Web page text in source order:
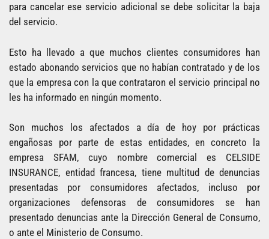
para cancelar ese servicio adicional se debe solicitar la baja
del servicio.
Esto ha llevado a que muchos clientes consumidores han
estado abonando servicios que no habían contratado y de los
que la empresa con la que contrataron el servicio principal no
les ha informado en ningún momento.
Son muchos los afectados a día de hoy por prácticas
engañosas por parte de estas entidades, en concreto la
empresa SFAM, cuyo nombre comercial es CELSIDE
INSURANCE, entidad francesa, tiene multitud de denuncias
presentadas por consumidores afectados, incluso por
organizaciones defensoras de consumidores se han
presentado denuncias ante la Dirección General de Consumo,
o ante el Ministerio de Consumo.